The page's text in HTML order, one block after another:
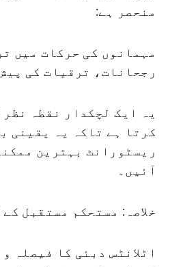
منحصر ہے:
مہمانوں کی حرکات میں
رجحانات، ترقیات کی
یہ ایک لچکدار نقطہ
کرتا ہے تاکہ یہ یقینی
ریسٹورانٹ بہترین
آئیں۔
خلاصہ: مستحکم مستقبل
اٹلانٹس دبئی کا فیصلہ